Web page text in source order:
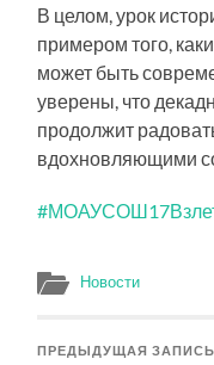
В целом, урок
примером того,
может быть
уверены, что
продолжит
вдохновляющими
Новости
ПРЕДЫДУЩАЯ ЗАПИСЬ